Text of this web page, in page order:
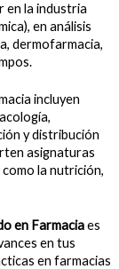
en la industria
en análisis
dermofarmacia,
incluyen
y distribución
asignaturas
la nutrición,
en Farmaciaes
en tus
en farmacias